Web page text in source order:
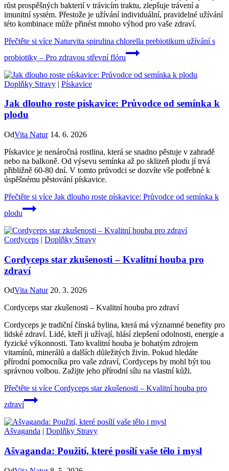
růst prospěšných bakterií v trávicím traktu, zlepšuje trávení a
imunitní systém. Přestože je užívání individuální, pravidelné užívání
této kombinace může přinést mnoho výhod pro vaše zdraví.
Přečtěte si více Naturvita spirulina chlorella prebiotikum užívání s
probiotiky – Pro zdravou střevní flóru
Doplňky Stravy | Pískavice
Jak dlouho roste pískavice: Průvodce od semínka k
plodu
OdVita Natur 14. 6. 2026
Pískavice je nenáročná rostlina, která se snadno pěstuje v zahradě
nebo na balkoně. Od výsevu semínka až po sklizeň plodu jí trvá
přibližně 60-80 dní. V tomto průvodci se dozvíte vše potřebné k
úspěšnému pěstování pískavice.
Přečtěte si více Jak dlouho roste pískavice: Průvodce od semínka k
plodu
Cordyceps | Doplňky Stravy
Cordyceps star zkušenosti – Kvalitní houba pro
zdraví
OdVita Natur 20. 3. 2026
Cordyceps star zkušenosti – Kvalitní houba pro zdraví
Cordyceps je tradiční čínská bylina, která má významné benefity pro
lidské zdraví. Lidé, kteří ji užívají, hlásí zlepšení odolnosti, energie a
fyzické výkonnosti. Tato kvalitní houba je bohatým zdrojem
vitamínů, minerálů a dalších důležitých živin. Pokud hledáte
přírodní pomocníka pro vaše zdraví, Cordyceps by mohl být tou
správnou volbou. Zažijte jeho přírodní sílu na vlastní kůži.
Přečtěte si více Cordyceps star zkušenosti – Kvalitní houba pro
zdraví
Ašvaganda | Doplňky Stravy
Ašvaganda: Použití, které posílí vaše tělo i mysl